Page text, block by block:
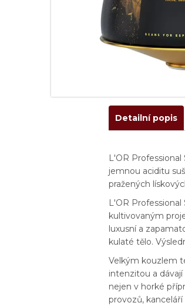
Detailní popis
L'OR
jemnou aciditu
pražených
L'OR
kultivovaným
luxusní a
kulaté tělo.
Velkým kouzlem
intenzitou a
nejen v horké
provozů,